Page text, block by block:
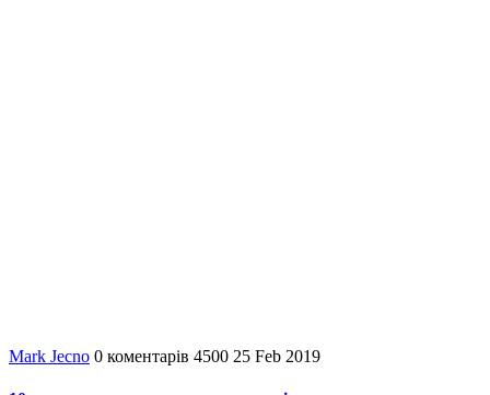
Mark Jecno 0 коментарів 4500 25 Feb 2019